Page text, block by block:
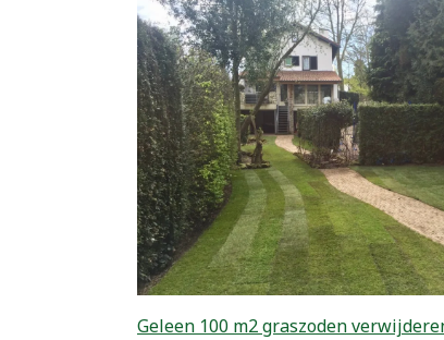
Geleen 100 m2 graszoden